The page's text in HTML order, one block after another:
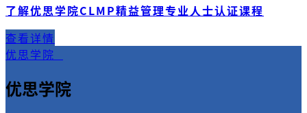
了解优思学院CLMP精益管理专业人士认证课程
查看详情
优思学院
优思学院